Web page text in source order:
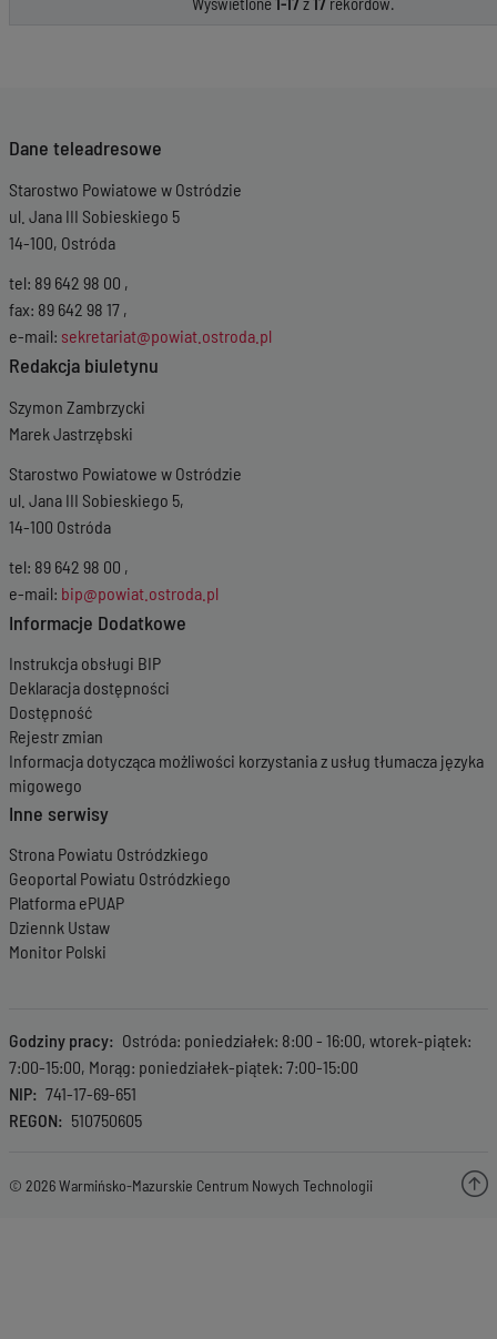
Dane teleadresowe
Starostwo Powiatowe w Ostródzie
ul. Jana III Sobieskiego 5
14-100, Ostróda
tel: 89 642 98 00 ,
fax: 89 642 98 17 ,
e-mail: sekretariat@powiat.ostroda.pl
Redakcja biuletynu
Szymon Zambrzycki
Marek Jastrzębski
Starostwo Powiatowe w Ostródzie
ul. Jana III Sobieskiego 5,
14-100 Ostróda
tel: 89 642 98 00 ,
e-mail: bip@powiat.ostroda.pl
Informacje Dodatkowe
Instrukcja obsługi BIP
Deklaracja dostępności
Dostępność
Rejestr zmian
Informacja dotycząca możliwości korzystania z usług tłumacza języka
migowego
Inne serwisy
Strona Powiatu Ostródzkiego
Geoportal Powiatu Ostródzkiego
Platforma ePUAP
Dziennk Ustaw
Monitor Polski
Godziny pracy
Ostróda: poniedziałek: 8:00 - 16:00, wtorek-piątek:
7:00-15:00, Morąg: poniedziałek-piątek: 7:00-15:00
NIP
741-17-69-651
REGON
510750605
© 2026 Warmińsko-Mazurskie Centrum Nowych Technologii